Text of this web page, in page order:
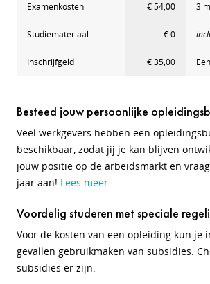
Examenkosten € 54,00 3
Studiemateriaal € 0
Inschrijfgeld € 35,00
Besteed jouw persoonlijke
Veel werkgevers hebben een
beschikbaar, zodat jij je kan blijven
jouw positie op de arbeidsmarkt en
jaar aan! Lees meer.
Voordelig studeren met speciale
Voor de kosten van een opleiding kun je
gevallen gebruikmaken van subsidies.
subsidies er zijn.